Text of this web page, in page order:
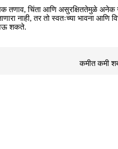
चिंता आणि असुरक्षिततेमुळे अनेक जण
नाही, तर तो स्वतःच्या भावना
शकते.
कमीत कमी